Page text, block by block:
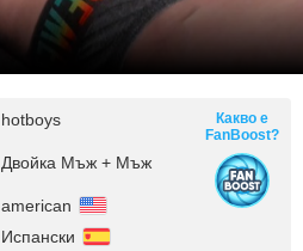
hotboys
Двойка Мъж + Мъж
american
Испански
Какво е
FanBoost?